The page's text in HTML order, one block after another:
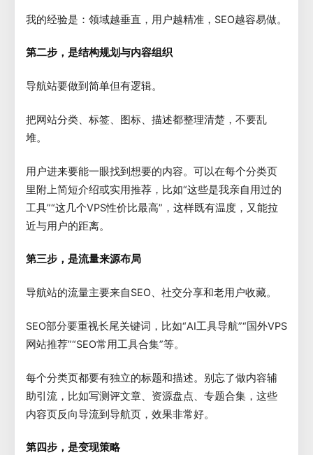
我的经验是：领域越垂直，用户越精准，SEO越容易做。
第二步，是结构规划与内容组织
导航站要做到简单但有逻辑。
把网站分类、标签、图标、描述都整理清楚，不要乱
堆。
用户进来要能一眼找到想要的内容。可以在每个分类页
里附上简短介绍或实用推荐，比如“这些是我亲自用过的
工具”“这几个VPS性价比最高”，这样既有温度，又能拉
近与用户的距离。
第三步，是流量来源布局
导航站的流量主要来自SEO、社交分享和老用户收藏。
SEO部分要重视长尾关键词，比如“AI工具导航”“国外VPS
网站推荐”“SEO常用工具合集”等。
每个分类页都要有独立的标题和描述。别忘了做内容辅
助引流，比如写测评文章、资源盘点、专题合集，这些
内容页反向导流到导航页，效果非常好。
第四步，是变现策略